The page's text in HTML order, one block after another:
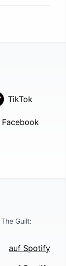
TikTok
Facebook
The Guilt:
auf Spotify